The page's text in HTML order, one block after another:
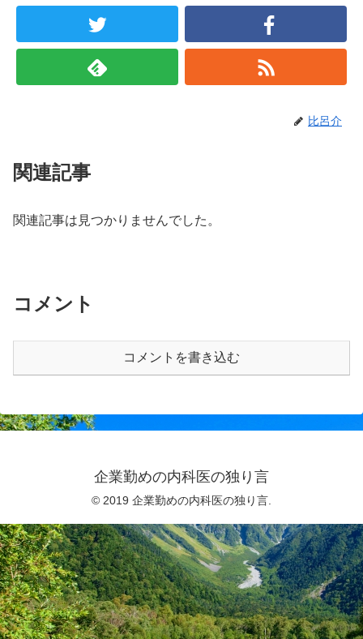
比呂介
関連記事
関連記事は見つかりませんでした。
コメント
コメントを書き込む
企業勤めの内科医の独り言
© 2019 企業勤めの内科医の独り言.